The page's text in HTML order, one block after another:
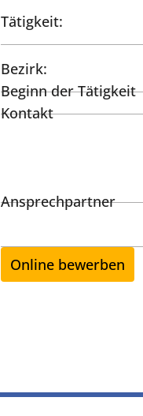
Tätigkeit:
Bezirk:
Beginn der Tätigkeit
Kontakt
Ansprechpartner
Online bewerben